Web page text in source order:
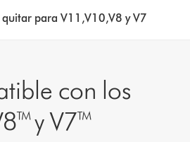
para V11,V10,V8 y V7
con los
y V7™